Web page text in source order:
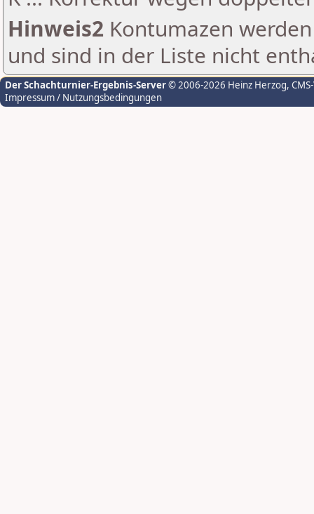
Hinweis2 Kontumazen
und sind in der Liste nicht
Der Schachturnier-Ergebnis-Server© 2006-2026 Heinz Herzog,
Impressum / Nutzungsbedingungen